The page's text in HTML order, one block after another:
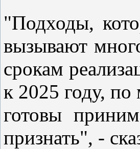
"Подходы,
вызывают
срокам
к 2025 году,
готовы
признать", -